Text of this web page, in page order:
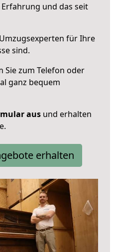
Erfahrung und das seit
für Ihre
sind.
Sie zum Telefon oder
ganz bequem
aus und erhalten
erhalten